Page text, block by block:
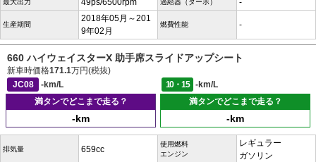
最大出力 49ps/6500rpm 過給器（ターボ） -
生産期間
2018年05月～201
9年02月
燃費性能 -
660 ハイウェイスターX 助手席スライドアップシート
新車時価格171.1万円(税抜)
JC08
-km/L 10・15
-km/L
満タンでどこまで走る？
-km
満タンでどこまで走る？
-km
排気量 659cc
使用燃料
エンジン
レギュラー
ガソリン